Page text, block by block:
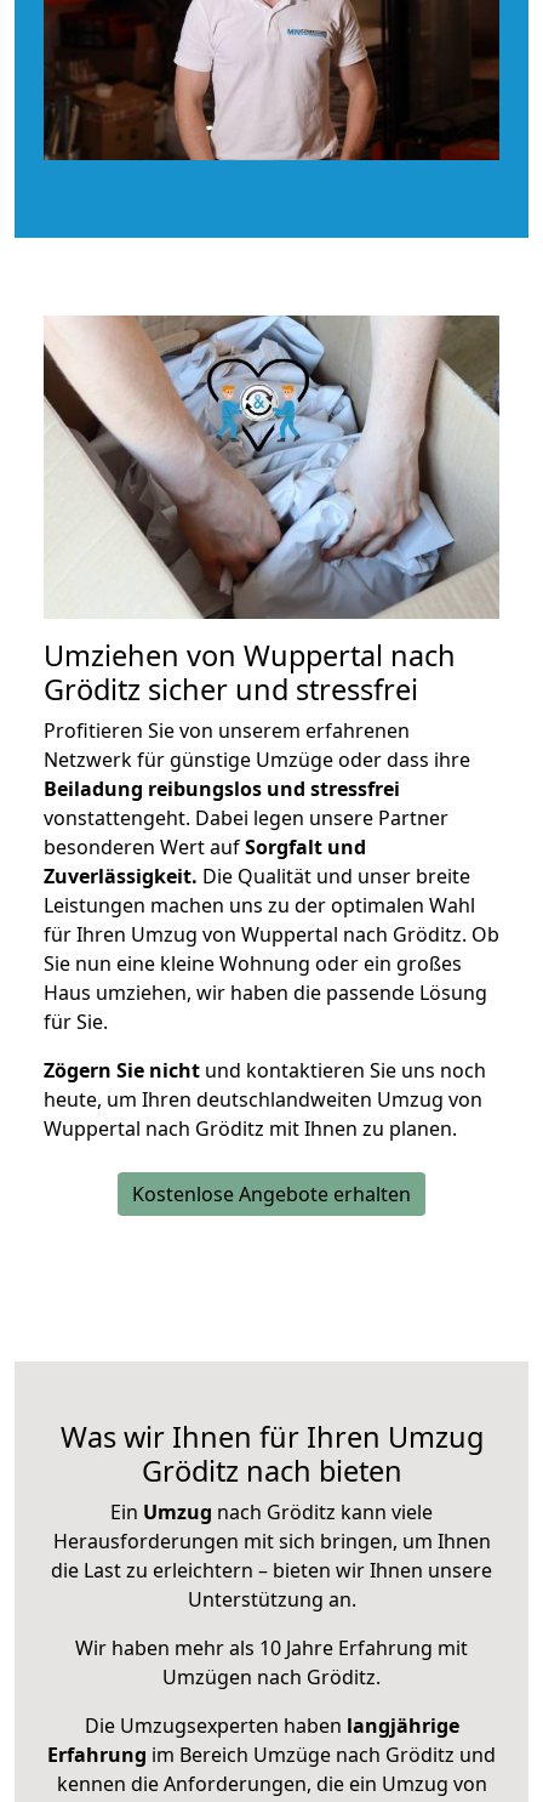
Umziehen von Wuppertal nach
Gröditz sicher und stressfrei
Profitieren Sie von unserem erfahrenen
Netzwerk für günstige Umzüge oder dass ihre
Beiladung reibungslos und stressfrei
vonstattengeht. Dabei legen unsere Partner
besonderen Wert aufSorgfalt und
Zuverlässigkeit. Die Qualität und unser breite
Leistungen machen uns zu der optimalen Wahl
für Ihren Umzug von Wuppertal nach Gröditz. Ob
Sie nun eine kleine Wohnung oder ein großes
Haus umziehen, wir haben die passende Lösung
für Sie.
Zögern Sie nicht und kontaktieren Sie uns noch
heute, um Ihren deutschlandweiten Umzug von
Wuppertal nach Gröditz mit Ihnen zu planen.
Kostenlose Angebote erhalten
Was wir Ihnen für Ihren Umzug
Gröditz nach bieten
Ein Umzug nach Gröditz kann viele
Herausforderungen mit sich bringen, um Ihnen
die Last zu erleichtern – bieten wir Ihnen unsere
Unterstützung an.
Wir haben mehr als 10 Jahre Erfahrung mit
Umzügen nach Gröditz.
Die Umzugsexperten haben langjährige
Erfahrung im Bereich Umzüge nach Gröditz und
kennen die Anforderungen, die ein Umzug von